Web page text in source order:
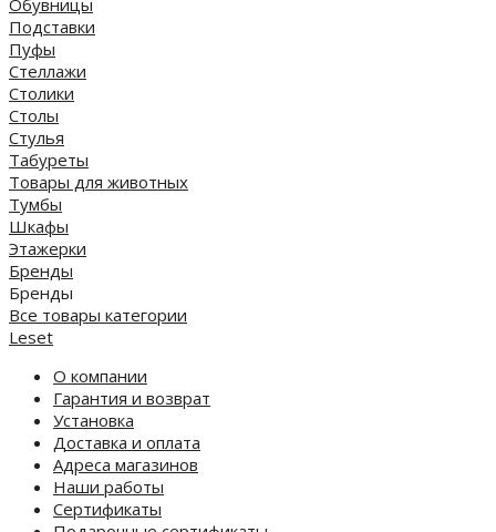
Обувницы
Подставки
Пуфы
Стеллажи
Столики
Столы
Стулья
Табуреты
Товары для животных
Тумбы
Шкафы
Этажерки
Бренды
Бренды
Все товары категории
Leset
О компании
Гарантия и возврат
Установка
Доставка и оплата
Адреса магазинов
Наши работы
Сертификаты